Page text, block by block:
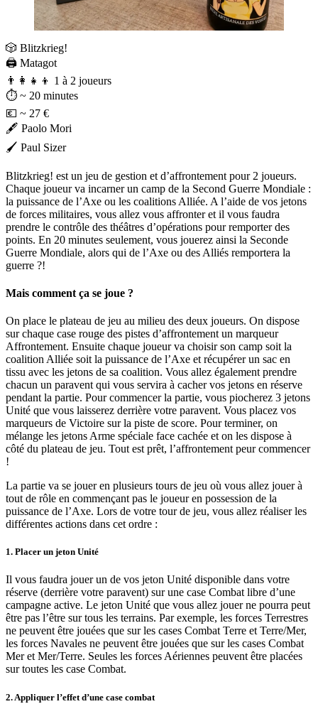
🎲 Blitzkrieg!
🖨️ Matagot
👨‍👩‍👧‍👦 1 à 2 joueurs⠀
⏱️ ~ 20 minutes ⠀
💶 ~ 27 €⠀
🖋️ Paolo Mori
🖌️ Paul Sizer
Blitzkrieg! est un jeu de gestion et d’affrontement pour 2 joueurs.
Chaque joueur va incarner un camp de la Second Guerre Mondiale :
la puissance de l’Axe ou les coalitions Alliée. A l’aide de vos jetons
de forces militaires, vous allez vous affronter et il vous faudra
prendre le contrôle des théâtres d’opérations pour remporter des
points. En 20 minutes seulement, vous jouerez ainsi la Seconde
Guerre Mondiale, alors qui de l’Axe ou des Alliés remportera la
guerre ?!
Mais comment ça se joue ?
On place le plateau de jeu au milieu des deux joueurs. On dispose
sur chaque case rouge des pistes d’affrontement un marqueur
Affrontement. Ensuite chaque joueur va choisir son camp soit la
coalition Alliée soit la puissance de l’Axe et récupérer un sac en
tissu avec les jetons de sa coalition. Vous allez également prendre
chacun un paravent qui vous servira à cacher vos jetons en réserve
pendant la partie. Pour commencer la partie, vous piocherez 3 jetons
Unité que vous laisserez derrière votre paravent. Vous placez vos
marqueurs de Victoire sur la piste de score. Pour terminer, on
mélange les jetons Arme spéciale face cachée et on les dispose à
côté du plateau de jeu. Tout est prêt, l’affrontement peur commencer
!
La partie va se jouer en plusieurs tours de jeu où vous allez jouer à
tout de rôle en commençant pas le joueur en possession de la
puissance de l’Axe. Lors de votre tour de jeu, vous allez réaliser les
différentes actions dans cet ordre :
1. Placer un jeton Unité
Il vous faudra jouer un de vos jeton Unité disponible dans votre
réserve (derrière votre paravent) sur une case Combat libre d’une
campagne active. Le jeton Unité que vous allez jouer ne pourra peut
être pas l’être sur tous les terrains. Par exemple, les forces Terrestres
ne peuvent être jouées que sur les cases Combat Terre et Terre/Mer,
les forces Navales ne peuvent être jouées que sur les cases Combat
Mer et Mer/Terre. Seules les forces Aériennes peuvent être placées
sur toutes les case Combat.
2. Appliquer l’effet d’une case combat